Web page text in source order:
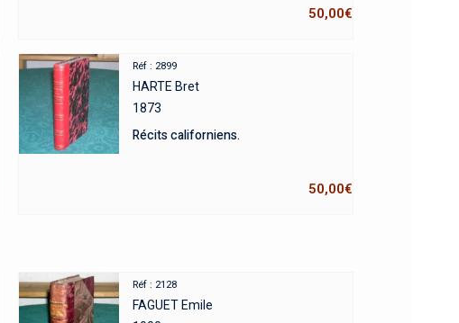
50,00€
Réf : 2899
HARTE Bret
1873
Récits californiens.
50,00€
Réf : 2128
FAGUET Emile